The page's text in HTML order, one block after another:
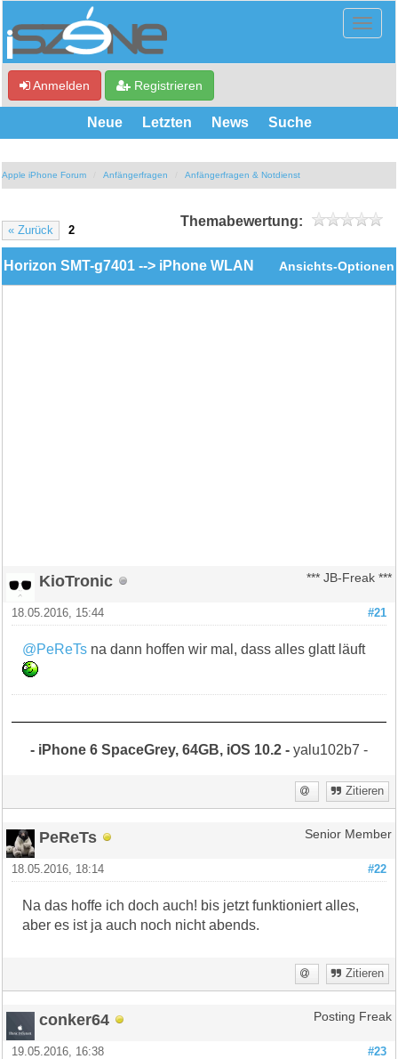
Anmelden Registrieren
Neue Letzten News Suche
Apple iPhone Forum Anfängerfragen Anfängerfragen & Notdienst
« Zurück 2
Themabewertung:
Ansichts-Optionen
Horizon SMT-g7401 --> iPhone WLAN
KioTronic *** JB-Freak ***
#21
18.05.2016, 15:44
@PeReTs na dann hoffen wir mal, dass alles glatt läuft
- iPhone 6 SpaceGrey, 64GB, iOS 10.2 -yalu102b7 -
Zitieren
PeReTs Senior Member
#22
18.05.2016, 18:14
Na das hoffe ich doch auch! bis jetzt funktioniert alles,
aber es ist ja auch noch nicht abends.
Zitieren
conker64 Posting Freak
#23
19.05.2016, 16:38